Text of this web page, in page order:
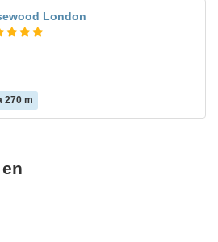
London
270 m